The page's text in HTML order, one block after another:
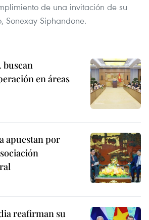
de una invitación de su
Sonexay Siphandone.
buscan
en áreas
apuestan por
reafirman su